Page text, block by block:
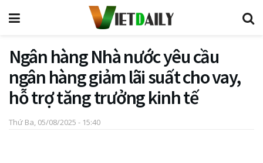
Ngân hàng Nhà nước yêu cầu
ngân hàng giảm lãi suất cho vay,
hỗ trợ tăng trưởng kinh tế
Thứ Ba, 05/08/2025 - 15:40